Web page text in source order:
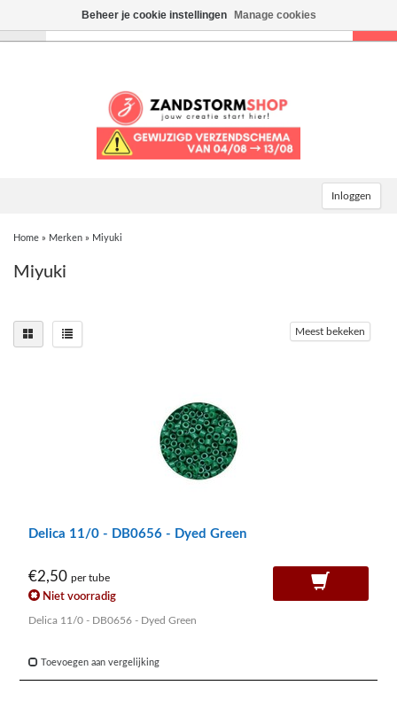
Inloggen
Home » Merken » Miyuki
Miyuki
Meest bekeken
Delica 11/0 - DB0656 - Dyed Green
€2,50 per tube
Niet voorradig
Delica 11/0 - DB0656 - Dyed Green
Toevoegen aan vergelijking
Beheer je cookie instellingen Manage cookies